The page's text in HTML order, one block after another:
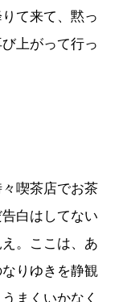
て来て、黙っ
上がって行っ
喫茶店でお茶
白はしてない
。ここは、あ
りゆきを静観
まくいかなく